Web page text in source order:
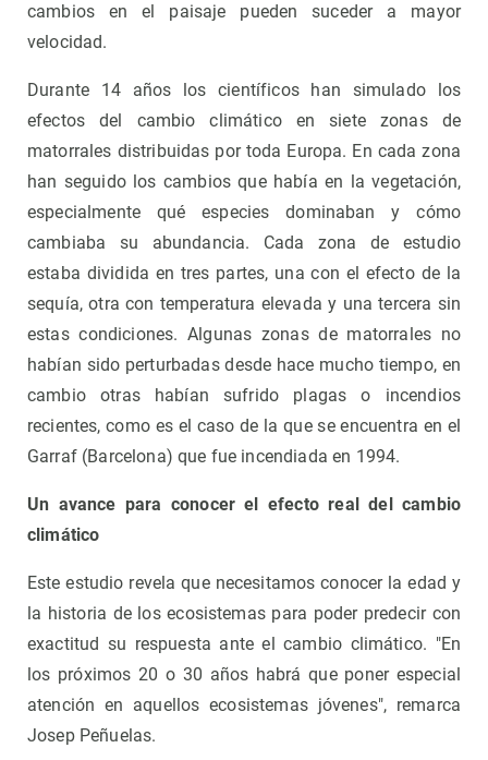
cambios en el paisaje pueden suceder a mayor
velocidad.
Durante 14 años los científicos han simulado los
efectos del cambio climático en siete zonas de
matorrales distribuidas por toda Europa. En cada zona
han seguido los cambios que había en la vegetación,
especialmente qué especies dominaban y cómo
cambiaba su abundancia. Cada zona de estudio
estaba dividida en tres partes, una con el efecto de la
sequía, otra con temperatura elevada y una tercera sin
estas condiciones. Algunas zonas de matorrales no
habían sido perturbadas desde hace mucho tiempo, en
cambio otras habían sufrido plagas o incendios
recientes, como es el caso de la que se encuentra en el
Garraf (Barcelona) que fue incendiada en 1994.
Un avance para conocer el efecto real del cambio
climático
Este estudio revela que necesitamos conocer la edad y
la historia de los ecosistemas para poder predecir con
exactitud su respuesta ante el cambio climático. "En
los próximos 20 o 30 años habrá que poner especial
atención en aquellos ecosistemas jóvenes", remarca
Josep Peñuelas.